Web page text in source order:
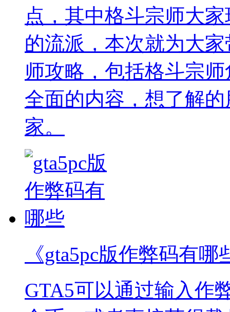
点，其中格斗宗师大
的流派，本次就为大
师攻略，包括格斗宗
全面的内容，想了解
家。
《gta5pc版作弊码有哪
GTA5可以通过输入作